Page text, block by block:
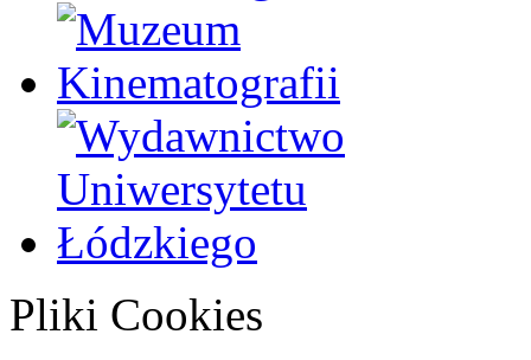
Pliki Cookies